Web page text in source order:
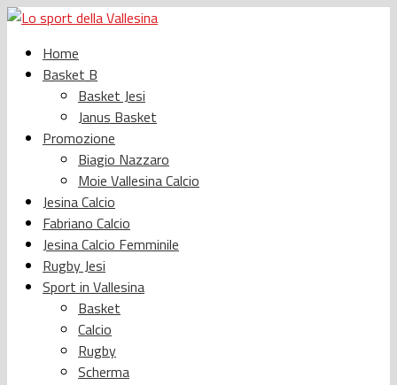
Home
Basket B
Basket Jesi
Janus Basket
Promozione
Biagio Nazzaro
Moie Vallesina Calcio
Jesina Calcio
Fabriano Calcio
Jesina Calcio Femminile
Rugby Jesi
Sport in Vallesina
Basket
Calcio
Rugby
Scherma